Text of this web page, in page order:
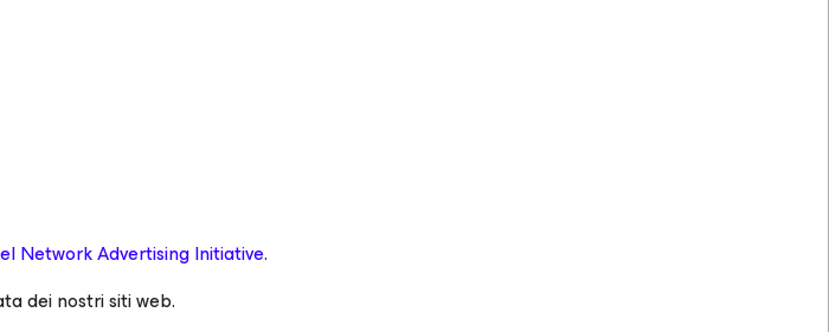
Network Advertising Initiative.
dei nostri siti web.